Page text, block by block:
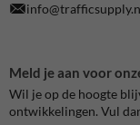
Meld je aan voor
Wil je op de hoogte
ontwikkelingen. Vul